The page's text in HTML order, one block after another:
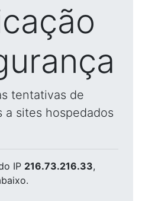
tentativas de
a sites hospedados
IP 216.73.216.33,